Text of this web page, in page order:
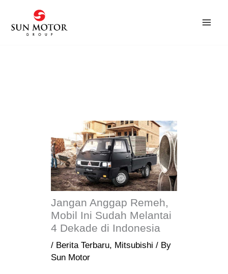
content
Jangan Anggap Remeh,
Mobil Ini Sudah Melantai
4 Dekade di Indonesia
/ Berita Terbaru, Mitsubishi / By
Sun Motor